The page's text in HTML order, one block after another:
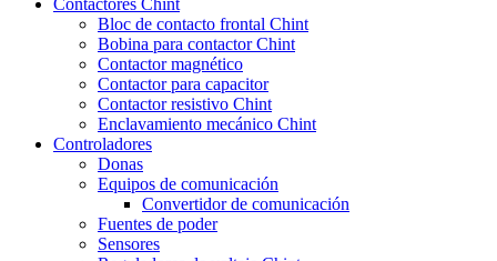
Contactores Chint
Bloc de contacto frontal Chint
Bobina para contactor Chint
Contactor magnético
Contactor para capacitor
Contactor resistivo Chint
Enclavamiento mecánico Chint
Controladores
Donas
Equipos de comunicación
Convertidor de comunicación
Fuentes de poder
Sensores